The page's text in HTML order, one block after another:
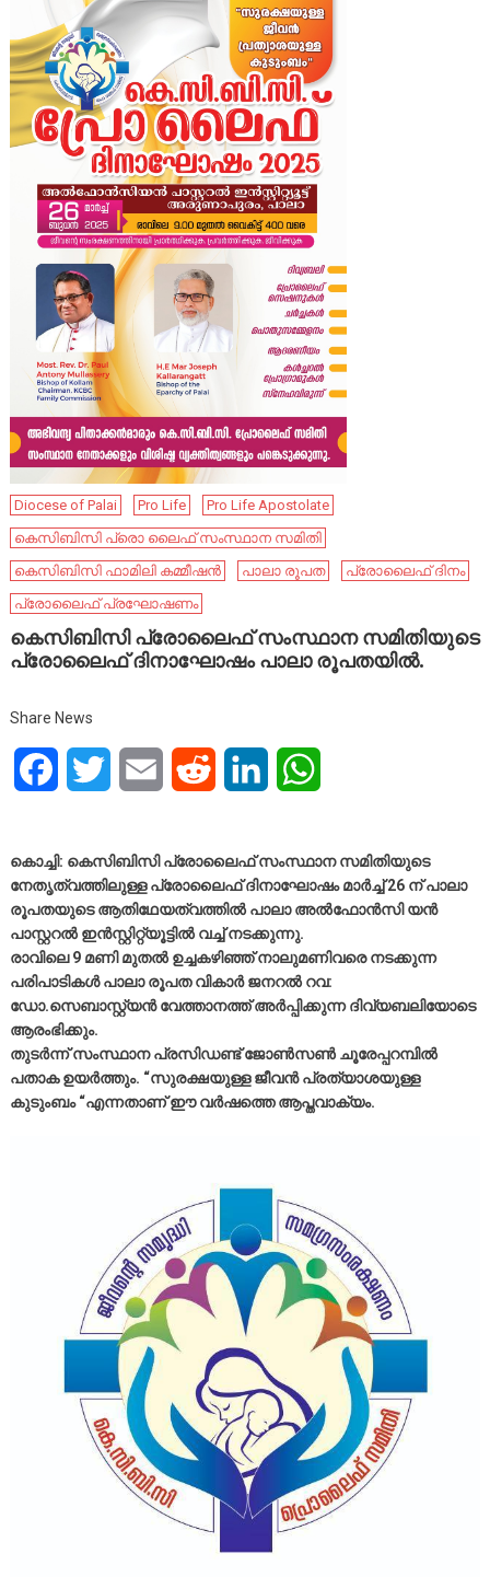
Diocese of Palai Pro Life
Pro Life Apostolate
കെസിബിസി പ്രൊ ലൈഫ് സംസ്ഥാന സമിതി
കെസിബിസി ഫാമിലി കമ്മീഷന്‍
പാലാ രൂപത
പ്രോലൈഫ് ദിനം
പ്രോലൈഫ് പ്രഘോഷണം
കെസിബിസി പ്രോലൈഫ് സംസ്ഥാന സമിതിയുടെ
പ്രോലൈഫ് ദിനാഘോഷം പാലാ രൂപതയിൽ.
Share News
FacebookTwitter Email Reddit LinkedIn
കൊച്ചി: കെസിബിസി പ്രോലൈഫ് സംസ്ഥാന സമിതിയുടെ
നേതൃത്വത്തിലുള്ള പ്രോലൈഫ് ദിനാഘോഷം മാർച്ച് 26 ന് പാലാ
രൂപതയുടെ ആതിഥേയത്വത്തിൽ പാലാ അൽഫോൻസി യൻ
പാസ്റ്ററൽ ഇൻസ്റ്റിറ്റ്യൂട്ടിൽ വച്ച് നടക്കുന്നു.
രാവിലെ 9 മണി മുതൽ ഉച്ചകഴിഞ്ഞ് നാലുമണിവരെ നടക്കുന്ന
പരിപാടികൾ പാലാ രൂപത വികാർ ജനറൽ റവ:
ഡോ.സെബാസ്റ്റ്യൻ വേത്താനത്ത് അർപ്പിക്കുന്ന ദിവ്യബലിയോടെ
ആരംഭിക്കും.
തുടർന്ന് സംസ്ഥാന പ്രസിഡണ്ട് ജോൺസൺ ചൂരേപ്പറമ്പിൽ
പതാക ഉയർത്തും. “സുരക്ഷയുള്ള ജീവൻ പ്രത്യാശയുള്ള
കുടുംബം “എന്നതാണ് ഈ വർഷത്തെ ആപ്തവാക്യം.